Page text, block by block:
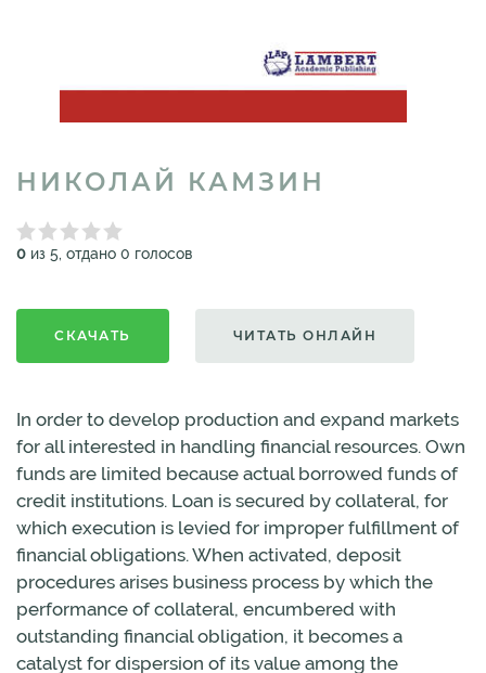
НИКОЛАЙ КАМЗИН
0 из 5, отдано 0 голосов
СКАЧАТЬ ЧИТАТЬ ОНЛАЙН
In order to develop production and expand markets
for all interested in handling financial resources. Own
funds are limited because actual borrowed funds of
credit institutions. Loan is secured by collateral, for
which execution is levied for improper fulfillment of
financial obligations. When activated, deposit
procedures arises business process by which the
performance of collateral, encumbered with
outstanding financial obligation, it becomes a
catalyst for dispersion of its value among the